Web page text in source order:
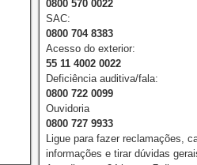
0800 570 0022
SAC:
0800 704 8383
Acesso do exterior:
55 11 4002 0022
Deficiência auditiva/fala:
0800 722 0099
Ouvidoria
0800 727 9933
Ligue para fazer reclamações,
informações e tirar dúvidas